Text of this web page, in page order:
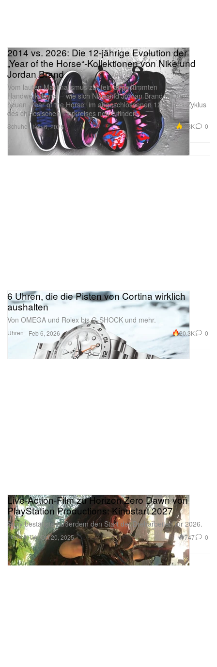
Schuhe
2014 vs. 2026: Die 12-jährige Evolution der
„Year of the Horse“-Kollektionen von Nike und
Jordan Brand
Vom lauten Maximalismus zur fein abgestimmten
Handwerkskunst – wie sich Nike und Jordan Brand mit dem
neuen „Year of the Horse“ im abgeschlossenen 12-Jahres-Zyklus
des chinesischen Tierkreises neu erfinden.
Feb 6, 2026 3.3K 0
Uhren
6 Uhren, die die Pisten von Cortina wirklich
aushalten
Von OMEGA und Rolex bis G‑SHOCK und mehr.
Feb 6, 2026 20.3K 0
Filme & TV
Live-Action-Film zu Horizon Zero Dawn von
PlayStation Productions: Kinostart 2027
Sony bestätigte außerdem den Start der Dreharbeiten für 2026.
Oct 20, 2025 747 0